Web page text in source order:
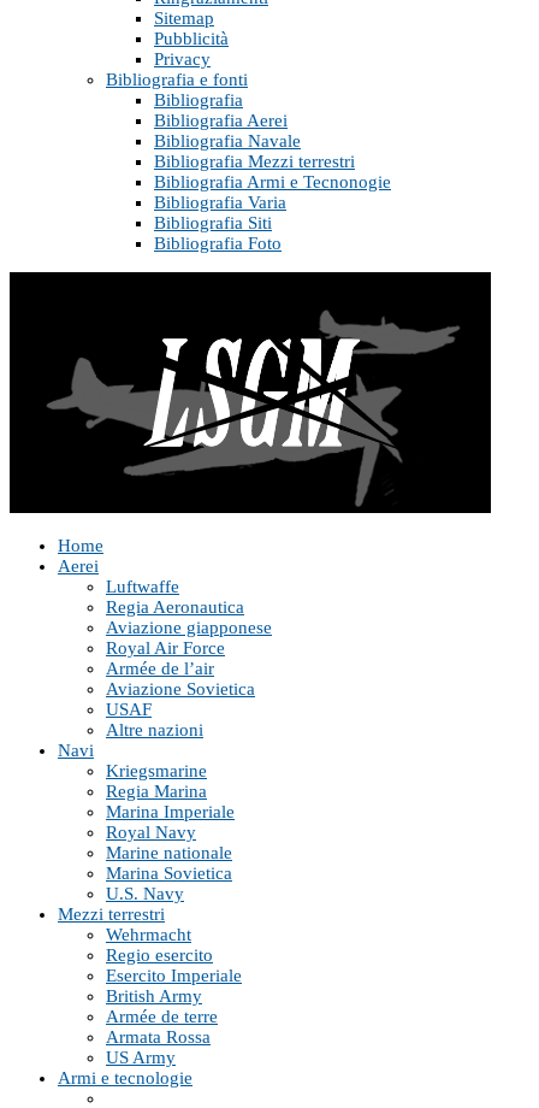
Sitemap
Pubblicità
Privacy
Bibliografia e fonti
Bibliografia
Bibliografia Aerei
Bibliografia Navale
Bibliografia Mezzi terrestri
Bibliografia Armi e Tecnonogie
Bibliografia Varia
Bibliografia Siti
Bibliografia Foto
Home
Aerei
Luftwaffe
Regia Aeronautica
Aviazione giapponese
Royal Air Force
Armée de l’air
Aviazione Sovietica
USAF
Altre nazioni
Navi
Kriegsmarine
Regia Marina
Marina Imperiale
Royal Navy
Marine nationale
Marina Sovietica
U.S. Navy
Mezzi terrestri
Wehrmacht
Regio esercito
Esercito Imperiale
British Army
Armée de terre
Armata Rossa
US Army
Armi e tecnologie